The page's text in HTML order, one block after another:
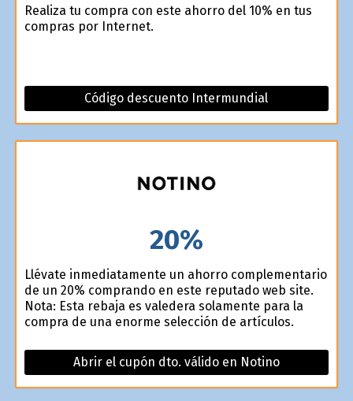
Realiza tu compra con este ahorro del 10% en tus
compras por Internet.
Código descuento Intermundial
20%
Llévate inmediatamente un ahorro complementario
de un 20% comprando en este reputado web site.
Nota: Esta rebaja es valedera solamente para la
compra de una enorme selección de artículos.
Abrir el cupón dto. válido en Notino